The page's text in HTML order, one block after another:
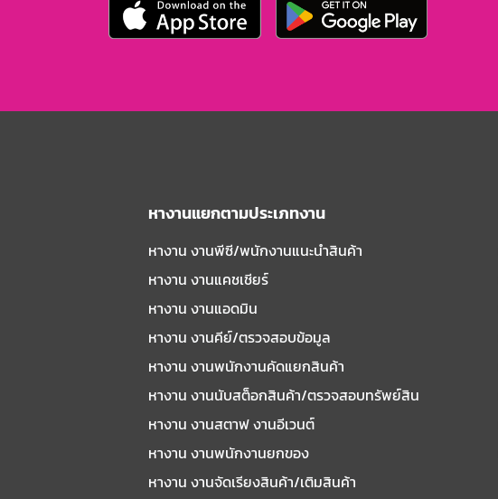
หางานแยกตามประเภทงาน
หางาน งานพีซี/พนักงานแนะนําสินค้า
หางาน งานแคชเชียร์
หางาน งานแอดมิน
หางาน งานคีย์/ตรวจสอบข้อมูล
หางาน งานพนักงานคัดแยกสินค้า
หางาน งานนับสต็อกสินค้า/ตรวจสอบทรัพย์สิน
หางาน งานสตาฟ งานอีเวนต์
หางาน งานพนักงานยกของ
หางาน งานจัดเรียงสินค้า/เติมสินค้า